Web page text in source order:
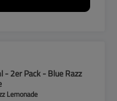
- 2er Pack - Blue Razz
Lemonade